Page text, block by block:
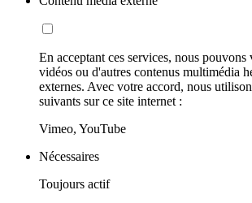
En acceptant ces services, nous pouvons
vidéos ou d'autres contenus multimédia
externes. Avec votre accord, nous
suivants sur ce site internet :
Vimeo, YouTube
Nécessaires
Toujours actif